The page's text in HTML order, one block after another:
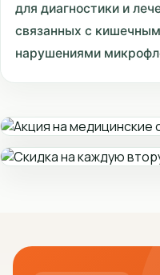
для диагностики и
связанных с
нарушениями